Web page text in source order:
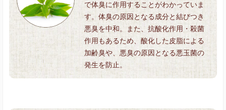
で体臭に作用することがわかっていま
す。体臭の原因となる成分と結びつき
悪臭を中和。また、抗酸化作用・殺菌
作用もあるため、酸化した皮脂による
加齢臭や、悪臭の原因となる悪玉菌の
発生を防止。